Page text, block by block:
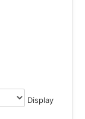
Display